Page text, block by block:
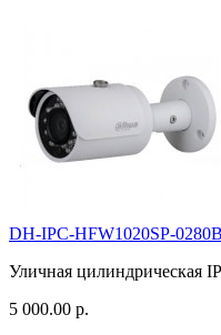
DH-IPC-HFW1020SP-
Уличная цилиндрическая
5 000.00 р.